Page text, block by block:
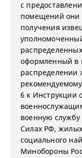
с
помещений они
получения
оформленный в
6 к Инструкции
военную
Силах РФ,
социального
Минобороны